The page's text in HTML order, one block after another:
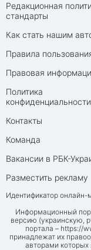
Редакционная
стандарты
Как стать нашим
Правила
Правовая
Политика
конфиденциальности
Контакты
Команда
Вакансии в РБК-
Разместить рекламу
Идентификатор
Информационный
версию (украинскую,
портала – https://
принадлежат их
авторами